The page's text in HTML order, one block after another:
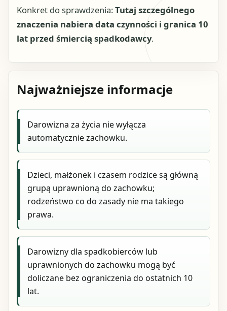
Konkret do sprawdzenia:Tutaj szczególnego
znaczenia nabiera data czynności i granica 10
lat przed śmiercią spadkodawcy.
Najważniejsze informacje
Darowizna za życia nie wyłącza
automatycznie zachowku.
Dzieci, małżonek i czasem rodzice są główną
grupą uprawnioną do zachowku;
rodzeństwo co do zasady nie ma takiego
prawa.
Darowizny dla spadkobierców lub
uprawnionych do zachowku mogą być
doliczane bez ograniczenia do ostatnich 10
lat.